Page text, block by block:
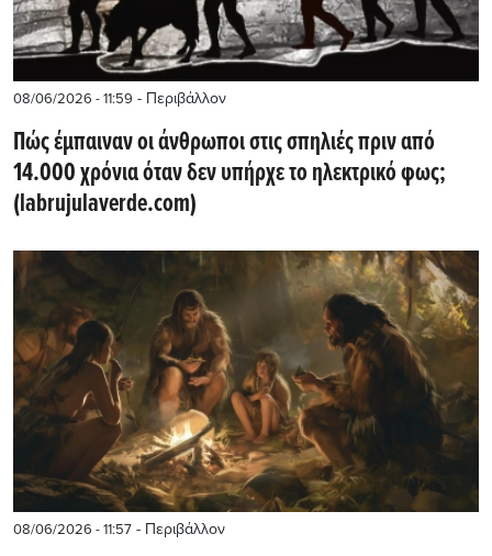
08/06/2026 - 11:59 - Περιβάλλον
Πώς έμπαιναν οι άνθρωποι στις σπηλιές πριν από
14.000 χρόνια όταν δεν υπήρχε το ηλεκτρικό φως;
(labrujulaverde.com)
08/06/2026 - 11:57 - Περιβάλλον